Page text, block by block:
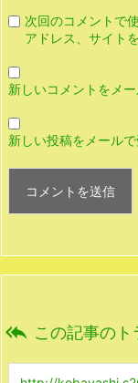
次回のコメントで
アドレス、サイト
新しいコメントをメ
新しい投稿をメール
 この記事の